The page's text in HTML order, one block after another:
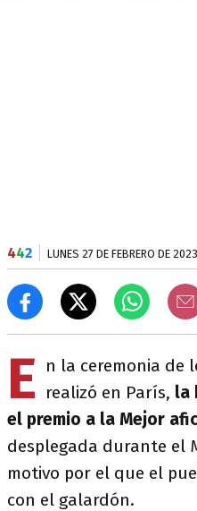
442 LUNES 27 DE FEBRERO DE 2023
E
n la ceremonia de
realizó en París, la
el premio a la Mejor
desplegada durante el
motivo por el que el
con el galardón.